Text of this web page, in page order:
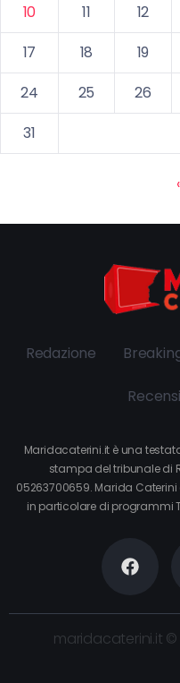
10
11 12
17
18 19
24
25 26
31
Redazione
Maridacaterini.it è una
stampa del tribunale di
05263700659. Marida
in particolare di programmi
maridacaterini.it ©